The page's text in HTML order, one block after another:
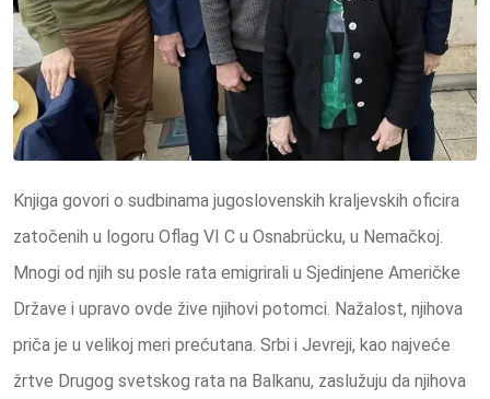
Knjiga govori o sudbinama jugoslovenskih kraljevskih oficira
zatočenih u logoru Oflag VI C u Osnabrücku, u Nemačkoj.
Mnogi od njih su posle rata emigrirali u Sjedinjene Američke
Države i upravo ovde žive njihovi potomci. Nažalost, njihova
priča je u velikoj meri prećutana. Srbi i Jevreji, kao najveće
žrtve Drugog svetskog rata na Balkanu, zaslužuju da njihova